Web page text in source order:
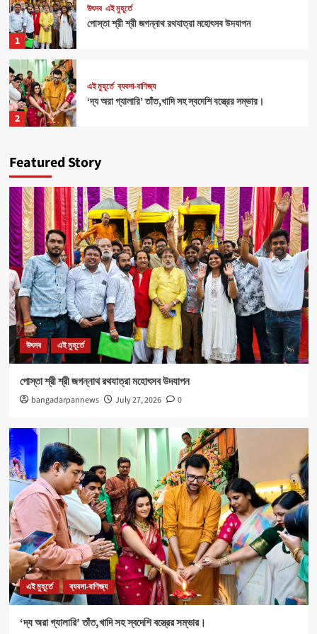
1
উৎসব এই মুহূর্তে
পোস্তা শ্রী শ্রী জগন্নাথ রথযাত্রা মহোৎসব উদযাপন
2
এই মুহূর্তে ব্যবসা-বাণিজ্য
‘দ্য অরা গ্যালারি’ তাঁত,খাদি সহ স্বদেশি বস্ত্রের সম্ভার।
3
Health
4
Sports এই মুহূর্তে
মহিলাদের আত্মনির্ভরতা রক্ষার জন্য বিশেষ ক্যাম্পের ব্যবস্থা।
উৎসব এই মুহূর্তে
নবযুবক সংঘ এবং শীতলা স্পোর্টিং ক্লাবের যৌথ উদ্যোগে রক্তদান
শিবির আয়োজিত।
1
উৎসব এই মুহূর্তে
2
এই মুহূর্তে ব্যবসা-বাণিজ্য
‘দ্য অরা গ্যালারি’ তাঁত,খাদি সহ স্বদেশি বস্ত্রের সম্ভার।
3
Health এই মুহূর্তে
৪০০ পড়ুয়ার হাতে ‘রিলোড ভাইটাল ইলেক্ট্রোলাইটস’ (অরেঞ্জ জুস)
Sports এই মুহূর্তে
Featured Story
উৎসব এই মুহূর্তে
পোস্তা শ্রী শ্রী জগন্নাথ রথযাত্রা মহোৎসব উদযাপন
bangadarpannews July 27, 2026 0
এই মুহূর্তে ব্যবসা-বাণিজ্য
‘দ্য অরা গ্যালারি’ তাঁত,খাদি সহ স্বদেশি বস্ত্রের সম্ভার।